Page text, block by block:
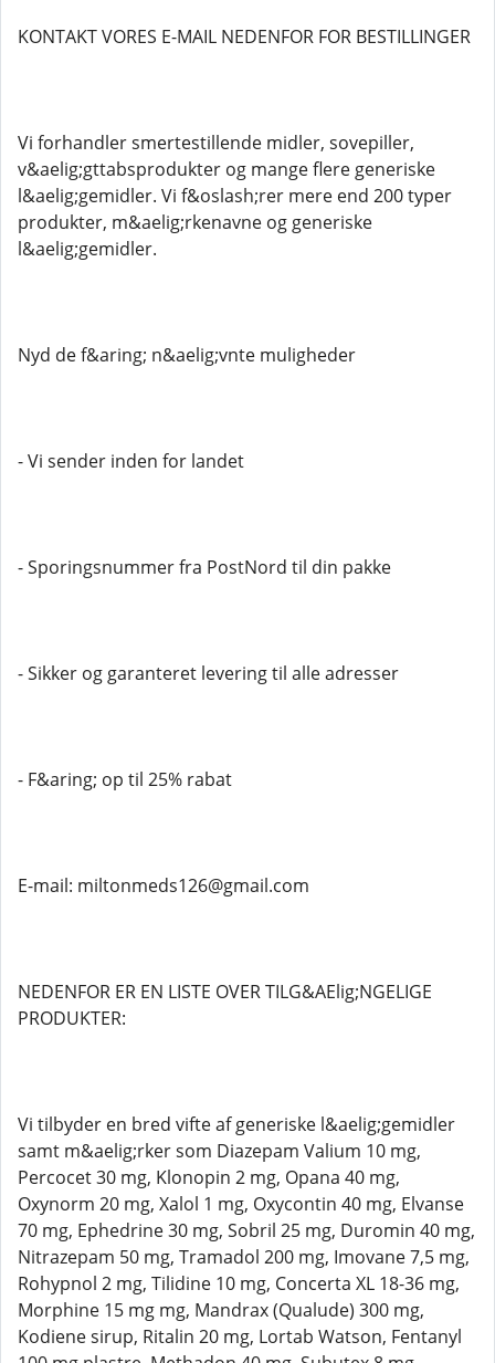
KONTAKT VORES E-MAIL NEDENFOR FOR BESTILLINGER
Vi forhandler smertestillende midler, sovepiller,
v&aelig;gttabsprodukter og mange flere generiske
l&aelig;gemidler. Vi f&oslash;rer mere end 200 typer
produkter, m&aelig;rkenavne og generiske
l&aelig;gemidler.
Nyd de f&aring; n&aelig;vnte muligheder
- Vi sender inden for landet
- Sporingsnummer fra PostNord til din pakke
- Sikker og garanteret levering til alle adresser
- F&aring; op til 25% rabat
E-mail: miltonmeds126@gmail.com
NEDENFOR ER EN LISTE OVER TILG&AElig;NGELIGE
PRODUKTER:
Vi tilbyder en bred vifte af generiske l&aelig;gemidler
samt m&aelig;rker som Diazepam Valium 10 mg,
Percocet 30 mg, Klonopin 2 mg, Opana 40 mg,
Oxynorm 20 mg, Xalol 1 mg, Oxycontin 40 mg, Elvanse
70 mg, Ephedrine 30 mg, Sobril 25 mg, Duromin 40 mg,
Nitrazepam 50 mg, Tramadol 200 mg, Imovane 7,5 mg,
Rohypnol 2 mg, Tilidine 10 mg, Concerta XL 18-36 mg,
Morphine 15 mg mg, Mandrax (Qualude) 300 mg,
Kodiene sirup, Ritalin 20 mg, Lortab Watson, Fentanyl